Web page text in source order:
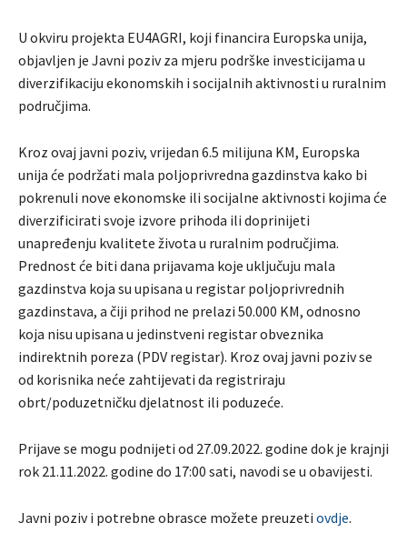
U okviru projekta EU4AGRI, koji financira Europska unija,
objavljen je Javni poziv za mjeru podrške investicijama u
diverzifikaciju ekonomskih i socijalnih aktivnosti u ruralnim
područjima.
Kroz ovaj javni poziv, vrijedan 6.5 milijuna KM, Europska
unija će podržati mala poljoprivredna gazdinstva kako bi
pokrenuli nove ekonomske ili socijalne aktivnosti kojima će
diverzificirati svoje izvore prihoda ili doprinijeti
unapređenju kvalitete života u ruralnim područjima.
Prednost će biti dana prijavama koje uključuju mala
gazdinstva koja su upisana u registar poljoprivrednih
gazdinstava, a čiji prihod ne prelazi 50.000 KM, odnosno
koja nisu upisana u jedinstveni registar obveznika
indirektnih poreza (PDV registar). Kroz ovaj javni poziv se
od korisnika neće zahtijevati da registriraju
obrt/poduzetničku djelatnost ili poduzeće.
Prijave se mogu podnijeti od 27.09.2022. godine dok je krajnji
rok 21.11.2022. godine do 17:00 sati, navodi se u obavijesti.
Javni poziv i potrebne obrasce možete preuzeti ovdje.